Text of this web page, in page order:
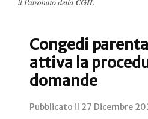
Congedi
attiva la
domande
Pubblicato il 27 Dicembre